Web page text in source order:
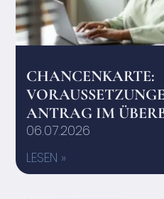
CHANCENKARTE:
ANTRAG IM
06.07.2026
LESEN »